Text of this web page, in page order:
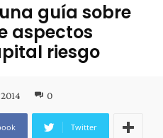
guía sobre
aspectos
riesgo
0
Twitter